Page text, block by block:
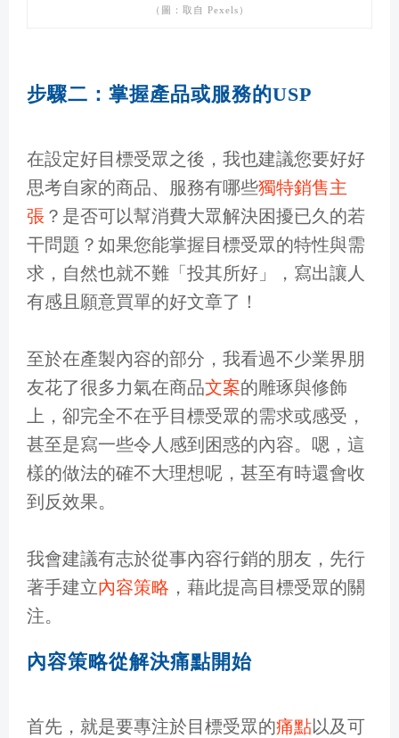
（圖：取自 Pexels）
步驟二：掌握產品或服務的USP
在設定好目標受眾之後，我也建議您要好好
思考自家的商品、服務有哪些獨特銷售主
張 ？是否可以幫消費大眾解決困擾已久的若
干問題？如果您能掌握目標受眾的特性與需
求，自然也就不難「投其所好」，寫出讓人
有感且願意買單的好文章了！
至於在產製內容的部分，我看過不少業界朋
友花了很多力氣在商品文案的雕琢與修飾
上，卻完全不在乎目標受眾的需求或感受，
甚至是寫一些令人感到困惑的內容。嗯，這
樣的做法的確不大理想呢，甚至有時還會收
到反效果。
我會建議有志於從事內容行銷的朋友，先行
著手建立內容策略 ，藉此提高目標受眾的關
注。
內容策略從解決痛點開始
首先，就是要專注於目標受眾的痛點以及可